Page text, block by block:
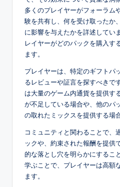
多くのプレイヤーがフォーラム
験を共有し、何を受け取ったか
に影響を与えたかを詳述してい
レイヤーがどのパックを購入す
ます。
プレイヤーは、特定のギフトパ
るレビューや証言を探すべきで
は大量のゲーム内通貨を提供す
が不足している場合や、他のパ
の取れたミックスを提供する場
コミュニティと関わることで、
ックや、約束された報酬を提供
的な落とし穴を明らかにするこ
学ぶことで、プレイヤーは高額
ます。